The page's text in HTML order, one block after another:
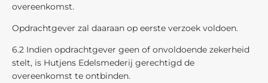
overeenkomst.
Opdrachtgever zal daaraan op eerste verzoek voldoen.
6.2 Indien opdrachtgever geen of onvoldoende zekerheid
stelt, is Hutjens Edelsmederij gerechtigd de
overeenkomst te ontbinden.